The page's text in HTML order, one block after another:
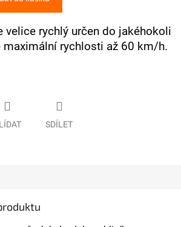
velice rychlý určen do jakéhokoli
maximální rychlosti až 60 km/h.
SDÍLET